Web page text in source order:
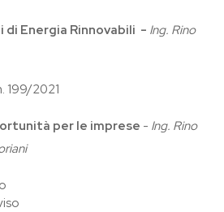
di Energia Rinnovabili - Ing. Rino
199/2021
per le imprese - Ing. Rino